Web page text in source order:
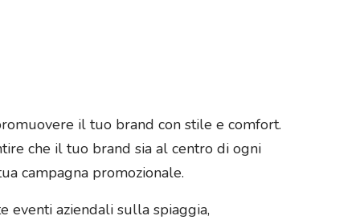
il tuo brand con stile e comfort.
che il tuo brand sia al centro di ogni
campagna promozionale.
eventi aziendali sulla spiaggia,